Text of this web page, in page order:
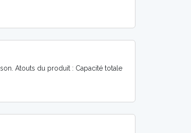
Atouts du produit : Capacité totale